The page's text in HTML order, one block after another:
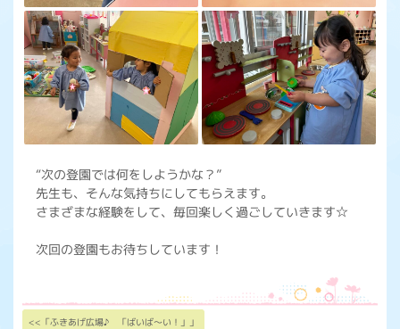
“次の登園では何をしようかな？”
先生も、そんな気持ちにしてもらえます。
さまざまな経験をして、毎回楽しく過ごしていきます☆
次回の登園もお待ちしています！
<<「ふきあげ広場♪ 「ばいば～い！」」